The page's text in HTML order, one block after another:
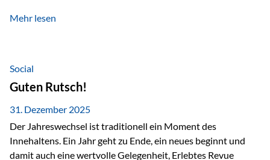
Branchentreffen für Finanz- und Versicherungsprofis im
Vermögensstrukturierung und Nachfolgeplanung
gemeinsam zu diskutieren. Persönlich für Sie vor Ort An
beiden Kongresstagen stehen Ihnen Maximilian
Fichtenbauer, Dirk…
Mehr lesen
Social
Guten Rutsch!
31. Dezember 2025
Der Jahreswechsel ist traditionell ein Moment des
Innehaltens. Ein Jahr geht zu Ende, ein neues beginnt und
damit auch eine wertvolle Gelegenheit, Erlebtes Revue